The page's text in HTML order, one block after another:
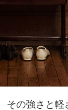
その強さと軽